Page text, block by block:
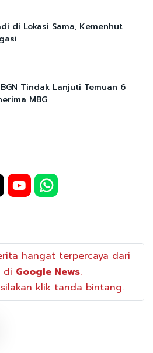
di Lokasi Sama, Kemenhut
Tindak Lanjuti Temuan 6
MBG
hangat terpercaya dari
di Google News.
klik tanda bintang.